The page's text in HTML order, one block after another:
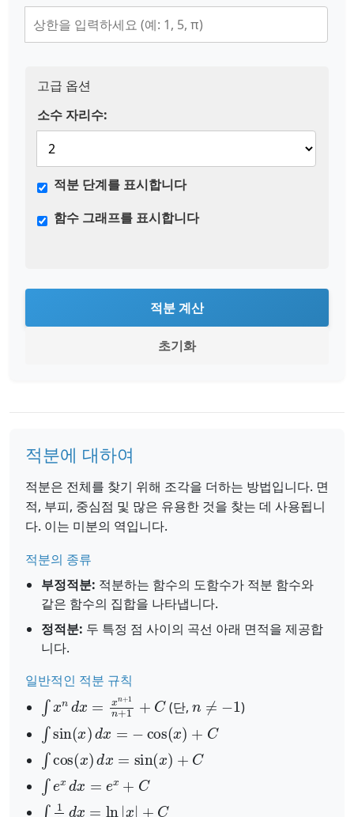
고급 옵션
소수 자리수:
적분 단계를 표시합니다
함수 그래프를 표시합니다
적분 계산
초기화
적분에 대하여
적분은 전체를 찾기 위해 조각을 더하는 방법입니다. 면
적, 부피, 중심점 및 많은 유용한 것을 찾는 데 사용됩니
다. 이는 미분의 역입니다.
적분의 종류
부정적분: 적분하는 함수의 도함수가 적분 함수와
같은 함수의 집합을 나타냅니다.
정적분: 두 특정 점 사이의 곡선 아래 면적을 제공합
니다.
일반적인 적분 규칙
x x +1n C
(단,
−
)
∫sin x d x= −cos
C
∫cos x d x= x +
∫e x e
∫1 x x | | C